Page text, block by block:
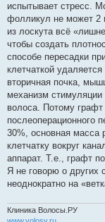
испытывает стресс.
фолликул не может 2
из лоскута всё
чтобы создать
способе пересадки
клетчаткой
вторичная почка,
механизм
волоса. Потому
послеоперационного
30%, основная масса
клетчатку вокруг
аппарат. Т.е., графт
Я не говорю о других
неоднократно на
Клиника Волосы.РУ